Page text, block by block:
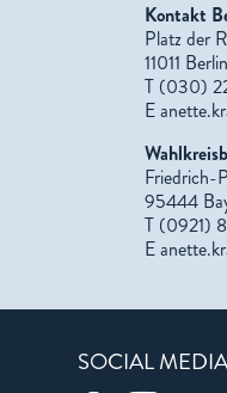
Kontakt
Platz der
11011 Berlin
T (030)
E
Friedrich-
95444
T (0921)
E
SOCIAL MEDIA